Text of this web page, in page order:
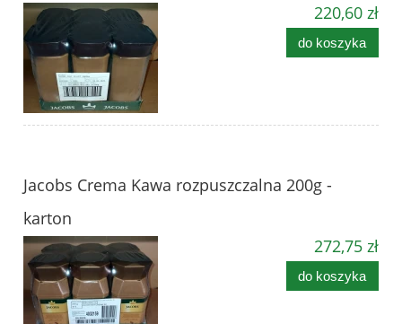
220,60 zł
do koszyka
Jacobs Crema Kawa rozpuszczalna 200g -
karton
272,75 zł
do koszyka